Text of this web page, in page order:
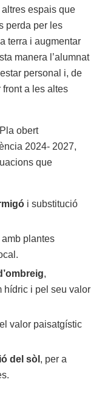
espais que
perda per les
terra i augmentar
manera l’alumnat
personal i, de
front a les altes
obert
2024- 2027,
que
i substitució
amb plantes
,
hídric i pel seu valor
valor paisatgístic
del sòl , per a